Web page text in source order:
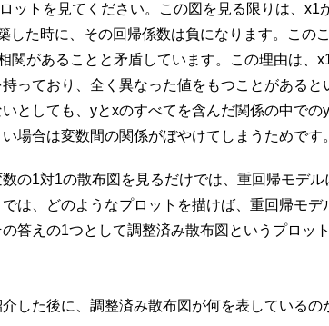
ットを見てください。この図を見る限りは、x1
した時に、その回帰係数は負になります。この
関があることと矛盾しています。この理由は、x
っており、全く異なった値をもつことがある
としても、yとxのすべてを含んだ関係の中での
場合は変数間の関係がぼやけてしまうためです。
の1対1の散布図を見るだけでは、重回帰モデ
は、どのようなプロットを描けば、重回帰モ
答えの1つとして調整済み散布図というプロット
した後に、調整済み散布図が何を表している